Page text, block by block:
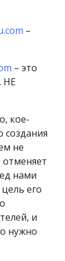
–
– это
НЕ
кое-
создания
не
отменяет
нами
его
и
нужно